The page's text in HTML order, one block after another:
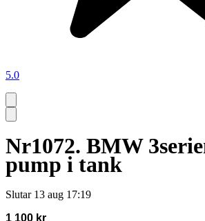
5.0
Nr1072. BMW
pump i tank
Slutar 13 aug 17:19
1 100 kr